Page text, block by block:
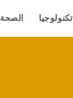
تكنولوجيا الصحة